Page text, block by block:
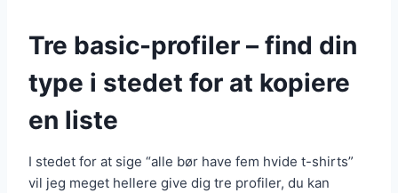
Tre basic-profiler – find din
type i stedet for at kopiere
en liste
I stedet for at sige “alle bør have fem hvide t-shirts”
vil jeg meget hellere give dig tre profiler, du kan